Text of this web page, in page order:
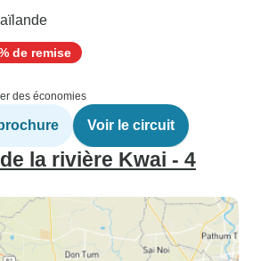
de remise
des économies
Voir le circuit
la rivière Kwai - 4